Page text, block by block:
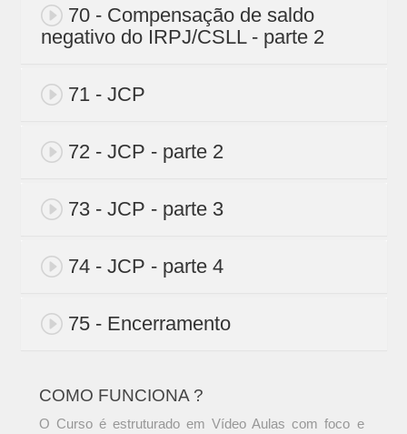
70 - Compensação de saldo
negativo do IRPJ/CSLL - parte 2
71 - JCP
72 - JCP - parte 2
73 - JCP - parte 3
74 - JCP - parte 4
75 - Encerramento
COMO FUNCIONA ?
O Curso é estruturado em Vídeo Aulas com foco e